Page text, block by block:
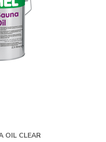
OIL CLEAR